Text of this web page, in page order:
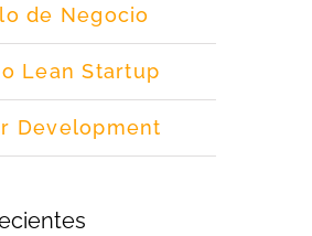
de Negocio
Lean Startup
Development